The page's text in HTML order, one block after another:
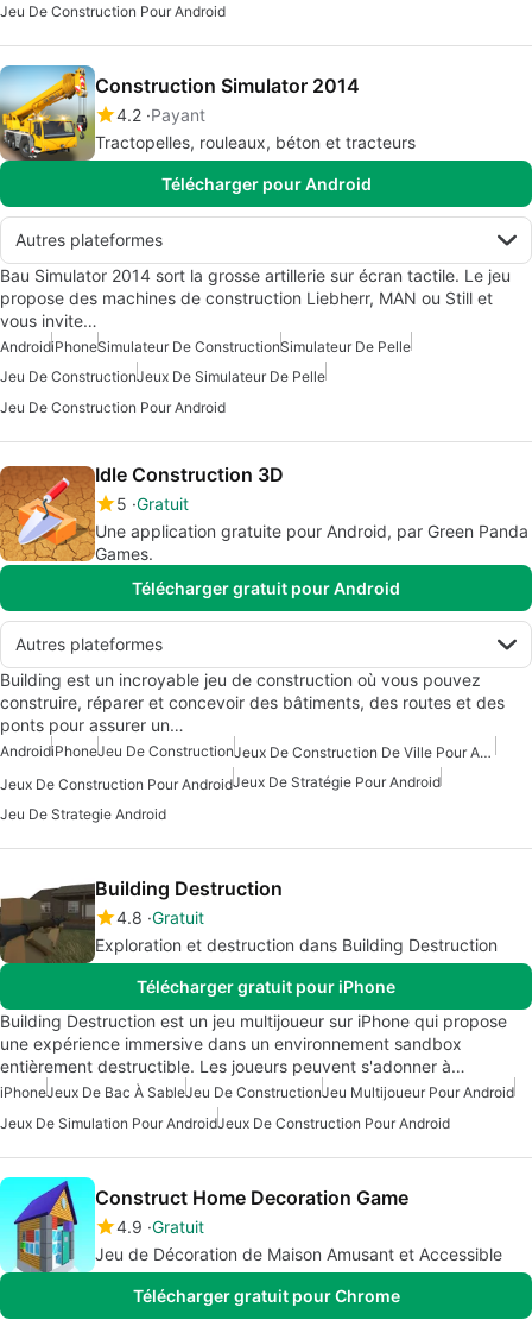
Jeu De Construction Pour Android
Construction Simulator 2014
4.2 Payant
Tractopelles, rouleaux, béton et tracteurs
Télécharger pour Android
Autres plateformes
Bau Simulator 2014 sort la grosse artillerie sur écran tactile. Le jeu
propose des machines de construction Liebherr, MAN ou Still et
vous invite…
AndroidiPhoneSimulateur De ConstructionSimulateur De Pelle
Jeu De ConstructionJeux De Simulateur De Pelle
Jeu De Construction Pour Android
Idle Construction 3D
5 Gratuit
Une application gratuite pour Android, par Green Panda
Games.
Télécharger gratuit pour Android
Autres plateformes
Building est un incroyable jeu de construction où vous pouvez
construire, réparer et concevoir des bâtiments, des routes et des
ponts pour assurer un…
AndroidiPhoneJeu De Construction
Jeux De Construction De Ville Pour Android
Jeux De Construction Pour AndroidJeux De Stratégie Pour Android
Jeu De Strategie Android
Building Destruction
4.8 Gratuit
Exploration et destruction dans Building Destruction
Télécharger gratuit pour iPhone
Building Destruction est un jeu multijoueur sur iPhone qui propose
une expérience immersive dans un environnement sandbox
entièrement destructible. Les joueurs peuvent s'adonner à…
iPhoneJeux De Bac À SableJeu De ConstructionJeu Multijoueur Pour Android
Jeux De Simulation Pour AndroidJeux De Construction Pour Android
Construct Home Decoration Game
4.9 Gratuit
Jeu de Décoration de Maison Amusant et Accessible
Télécharger gratuit pour Chrome